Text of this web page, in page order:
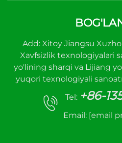
Add: Xitoy Jiangsu
Xavfsizlik texnologiyalari
yo'lining sharqi va Lijiang
yuqori texnologiyali
Tel: +86-
Email: [email